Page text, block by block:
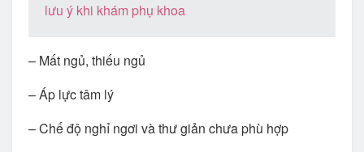
lưu ý khi khám phụ khoa
– Mất ngủ, thiếu ngủ
– Áp lực tâm lý
– Chế độ nghỉ ngơi và thư giản chưa phù hợp